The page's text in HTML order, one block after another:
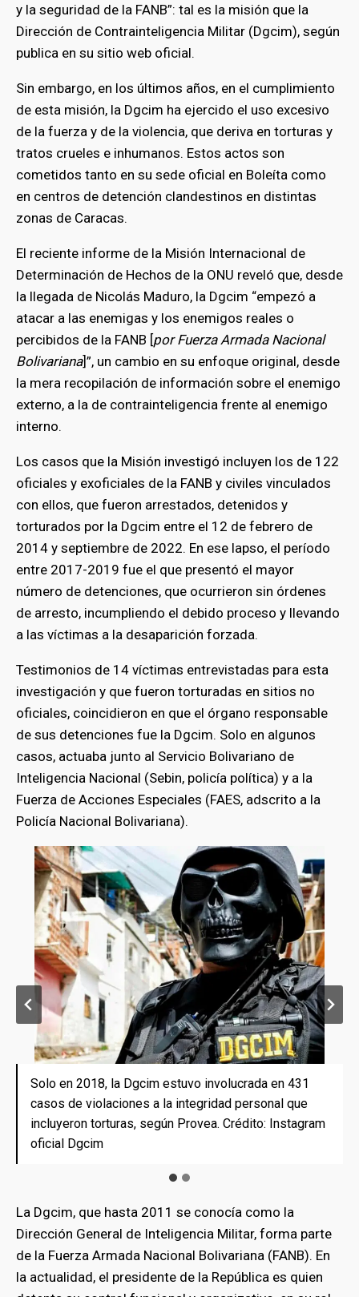
y la seguridad de la FANB”: tal es la misión que la
Dirección de Contrainteligencia Militar (Dgcim), según
publica en su sitio web oficial.
Sin embargo, en los últimos años, en el cumplimiento
de esta misión, la Dgcim ha ejercido el uso excesivo
de la fuerza y de la violencia, que deriva en torturas y
tratos crueles e inhumanos. Estos actos son
cometidos tanto en su sede oficial en Boleíta como
en centros de detención clandestinos en distintas
zonas de Caracas.
El reciente informe de la Misión Internacional de
Determinación de Hechos de la ONU reveló que, desde
la llegada de Nicolás Maduro, la Dgcim “empezó a
atacar a las enemigas y los enemigos reales o
percibidos de la FANB [por Fuerza Armada Nacional
Bolivariana]”, un cambio en su enfoque original, desde
la mera recopilación de información sobre el enemigo
externo, a la de contrainteligencia frente al enemigo
interno.
Los casos que la Misión investigó incluyen los de 122
oficiales y exoficiales de la FANB y civiles vinculados
con ellos, que fueron arrestados, detenidos y
torturados por la Dgcim entre el 12 de febrero de
2014 y septiembre de 2022. En ese lapso, el período
entre 2017-2019 fue el que presentó el mayor
número de detenciones, que ocurrieron sin órdenes
de arresto, incumpliendo el debido proceso y llevando
a las víctimas a la desaparición forzada.
Testimonios de 14 víctimas entrevistadas para esta
investigación y que fueron torturadas en sitios no
oficiales, coincidieron en que el órgano responsable
de sus detenciones fue la Dgcim. Solo en algunos
casos, actuaba junto al Servicio Bolivariano de
Inteligencia Nacional (Sebin, policía política) y a la
Fuerza de Acciones Especiales (FAES, adscrito a la
Policía Nacional Bolivariana).
Solo en 2018, la Dgcim estuvo involucrada en 431
casos de violaciones a la integridad personal que
incluyeron torturas, según Provea. Crédito: Instagram
oficial Dgcim
Los capturados entre 2017 y 2019 fueron torturados
en casas clandestinas y en su sede oficial en Boleíta.
Crédito: Instagram oficial Dgcim
La Dgcim, que hasta 2011 se conocía como la
Dirección General de Inteligencia Militar, forma parte
de la Fuerza Armada Nacional Bolivariana (FANB). En
la actualidad, el presidente de la República es quien